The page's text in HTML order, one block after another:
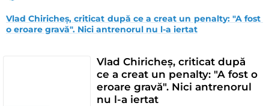
Vlad Chiricheș, criticat după ce a creat un penalty: "A fost
o eroare gravă". Nici antrenorul nu l-a iertat
Vlad Chiricheș, criticat după
ce a creat un penalty: "A fost o
eroare gravă". Nici antrenorul
nu l-a iertat